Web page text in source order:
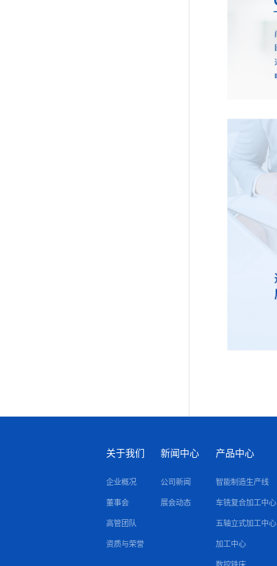
关于我们
企业概况
董事会
高管团队
资质与荣誉
新闻中心
公司新闻
展会动态
产品中心
智能制造生产线
车铣复合加工中心
五轴立式加工中心
加工中心